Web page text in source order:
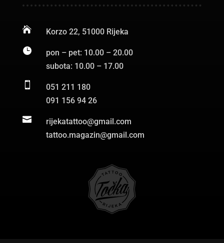
 Korzo 22, 51000 Rijeka

pon – pet: 10.00 – 20.00
subota: 10.00 – 17.00

051 211 180
091 156 94 26

rijekatattoo@gmail.com
tattoo.magazin@gmail.com